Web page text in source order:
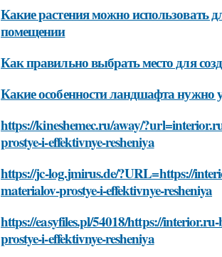
Какие растения можно использовать
помещении
Как правильно выбрать место для
Какие особенности ландшафта
https://kineshemec.ru/away/
prostye-i-effektivnye-resheniya
https://jc-log.jmirus.de/?URL=https://
materialov-prostye-i-effektivnye-resheniya
https://easyfiles.pl/54018/https://
prostye-i-effektivnye-resheniya